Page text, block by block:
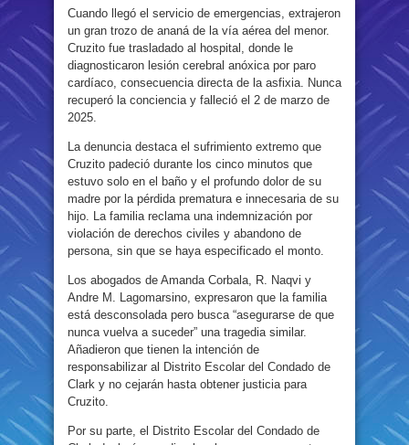
Cuando llegó el servicio de emergencias, extrajeron
un gran trozo de ananá de la vía aérea del menor.
Cruzito fue trasladado al hospital, donde le
diagnosticaron lesión cerebral anóxica por paro
cardíaco, consecuencia directa de la asfixia. Nunca
recuperó la conciencia y falleció el 2 de marzo de
2025.
La denuncia destaca el sufrimiento extremo que
Cruzito padeció durante los cinco minutos que
estuvo solo en el baño y el profundo dolor de su
madre por la pérdida prematura e innecesaria de su
hijo. La familia reclama una indemnización por
violación de derechos civiles y abandono de
persona, sin que se haya especificado el monto.
Los abogados de Amanda Corbala, R. Naqvi y
Andre M. Lagomarsino, expresaron que la familia
está desconsolada pero busca “asegurarse de que
nunca vuelva a suceder” una tragedia similar.
Añadieron que tienen la intención de
responsabilizar al Distrito Escolar del Condado de
Clark y no cejarán hasta obtener justicia para
Cruzito.
Por su parte, el Distrito Escolar del Condado de